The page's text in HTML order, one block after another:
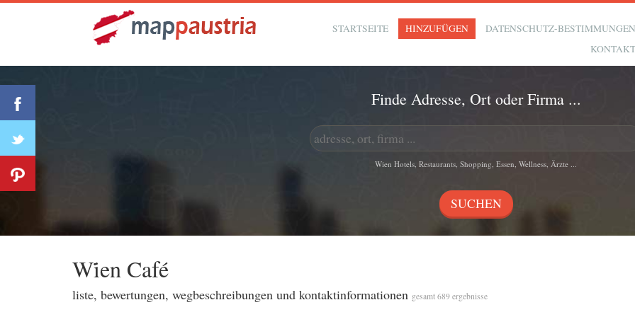
STARTSEITE HINZUFÜGEN
DATENSCHUTZ-
Finde Adresse, Ort oder Firma ...
Wien Hotels, Restaurants, Shopping, Essen, Wellness, Ärzte ...
Wi̇en Café
liste, bewertungen, wegbeschreibungen und kontaktinformationen gesamt 689 ergebnisse